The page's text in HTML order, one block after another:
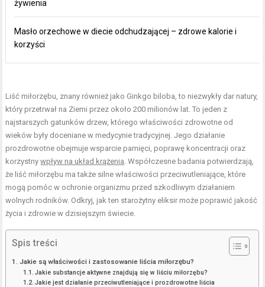
żywienia
Masło orzechowe w diecie odchudzającej – zdrowe kalorie i
korzyści
Liść miłorzębu, znany również jako Ginkgo biloba, to niezwykły dar natury,
który przetrwał na Ziemi przez około 200 milionów lat. To jeden z
najstarszych gatunków drzew, którego właściwości zdrowotne od
wieków były doceniane w medycynie tradycyjnej. Jego działanie
prozdrowotne obejmuje wsparcie pamięci, poprawę koncentracji oraz
korzystnywpływ na układ krążenia. Współczesne badania potwierdzają,
że liść miłorzębu ma także silne właściwości przeciwutleniające, które
mogą pomóc w ochronie organizmu przed szkodliwym działaniem
wolnych rodników. Odkryj, jak ten starożytny eliksir może poprawić jakość
życia i zdrowie w dzisiejszym świecie.
Spis treści
Jakie są właściwości i zastosowanie liścia miłorzębu?
Jakie substancje aktywne znajdują się w liściu miłorzębu?
Jakie jest działanie przeciwutleniające i prozdrowotne liścia